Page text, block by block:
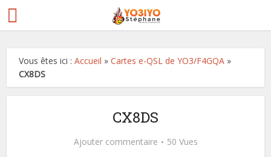
Vous êtes ici :Accueil »Cartes e-QSL de YO3/F4GQA »
CX8DS
CX8DS
Ajouter commentaire 50 Vues